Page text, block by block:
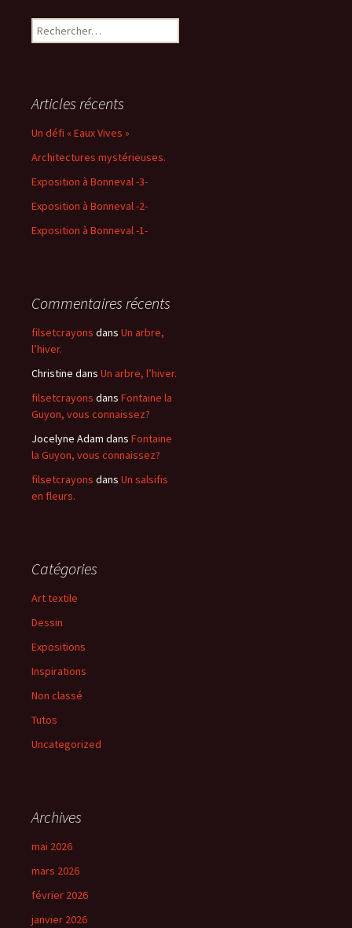
Rechercher :
Articles récents
Un défi « Eaux Vives »
Architectures mystérieuses.
Exposition à Bonneval -3-
Exposition à Bonneval -2-
Exposition à Bonneval -1-
Commentaires récents
filsetcrayons dans Un arbre,
l’hiver.
Christine dans Un arbre, l’hiver.
filsetcrayons dans Fontaine la
Guyon, vous connaissez?
Jocelyne Adam dans Fontaine
la Guyon, vous connaissez?
filsetcrayons dans Un salsifis
en fleurs.
Catégories
Art textile
Dessin
Expositions
Inspirations
Non classé
Tutos
Uncategorized
Archives
mai 2026
mars 2026
février 2026
janvier 2026